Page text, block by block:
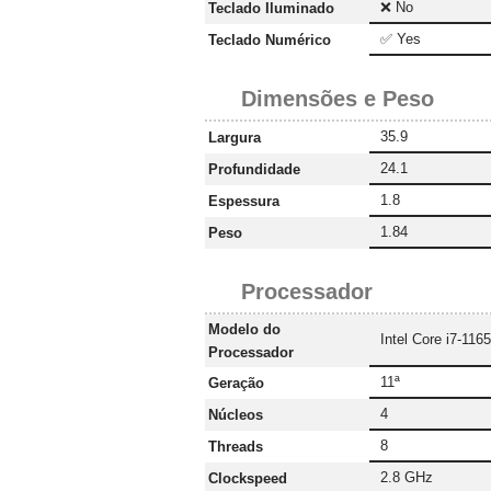
Teclado Iluminado
❌ No
Teclado Numérico
✅ Yes
Dimensões e Peso
Largura
35.9
Profundidade
24.1
Espessura
1.8
Peso
1.84
Processador
Modelo do
Processador
Intel Core i7-
Geração
11ª
Núcleos
4
Threads
8
Clockspeed
2.8 GHz